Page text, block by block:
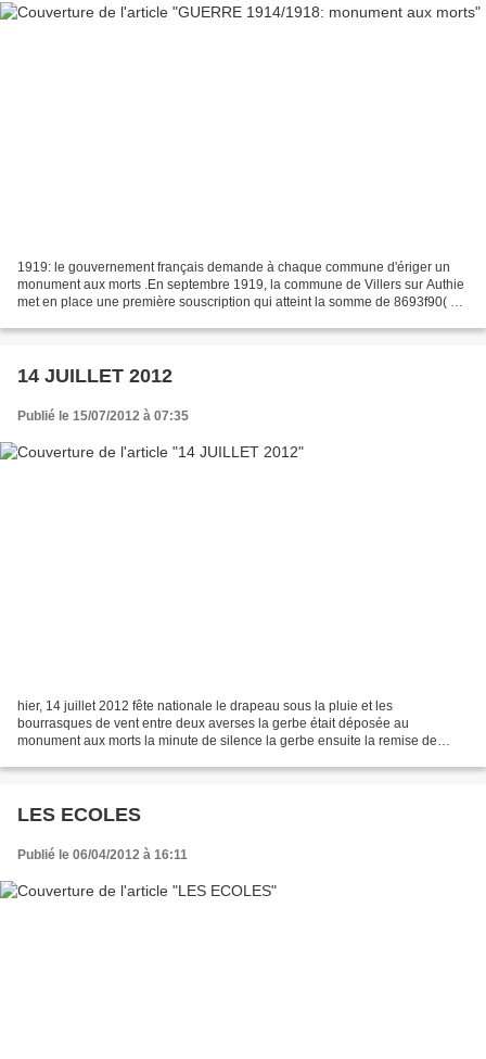
1919: le gouvernement français demande à chaque commune d'ériger un
monument aux morts .En septembre 1919, la commune de Villers sur Authie
met en place une première souscription qui atteint la somme de 8693f90( de
14 JUILLET 2012
Publié le 15/07/2012 à 07:35
hier, 14 juillet 2012 fête nationale le drapeau sous la pluie et les
bourrasques de vent entre deux averses la gerbe était déposée au
monument aux morts la minute de silence la gerbe ensuite la remise de
LES ECOLES
Publié le 06/04/2012 à 16:11